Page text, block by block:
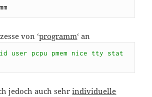
von ‘programm‘ an
user pcpu pmem nice tty stat
jedoch auch sehrindividuelle